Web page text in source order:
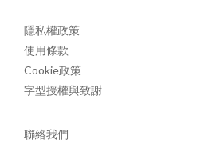
隱私權政策
使用條款
Cookie政策
字型授權與致謝
聯絡我們